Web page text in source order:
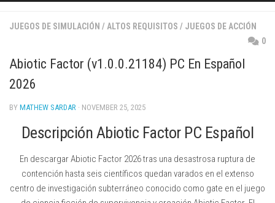
JUEGOS DE SIMULACIÓN / ALTOS REQUISITOS / JUEGOS DE ACCIÓN
0
Abiotic Factor (v1.0.0.21184) PC En Español
2026
BY MATHEW SARDAR · NOVEMBER 25, 2025
Descripción Abiotic Factor PC Español
En descargar Abiotic Factor 2026 tras una desastrosa ruptura de
contención hasta seis científicos quedan varados en el extenso
centro de investigación subterráneo conocido como gate en el juego